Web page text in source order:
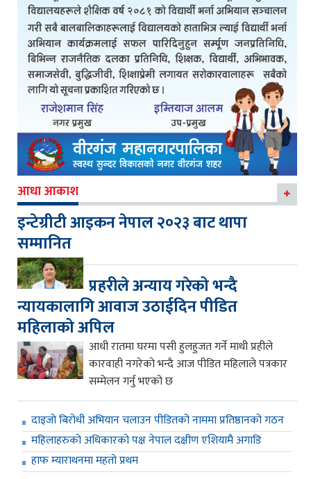
आधा आकाश
इन्टेग्रीटी आइकन नेपाल २०२३ बाट थापा
सम्मानित
प्रहरीले अन्याय गरेको भन्दै
न्यायकालागि आवाज उठाईदिन पीडित
महिलाको अपिल
आधी रातमा घरमा पसी हुलहुजत गर्ने माथी प्रहीले
कारवाही नगरेको भन्दै आज पीडित महिलाले पत्रकार
सम्मेलन गर्नु भएको छ
दाइजो बिरोधी अभियान चलाउन पीडितको नाममा प्रतिष्ठानको गठन
महिलाहरुको अधिकारको पक्ष नेपाल दक्षीण एशियामै अगाडि
हाफ म्याराथनमा महतो प्रथम